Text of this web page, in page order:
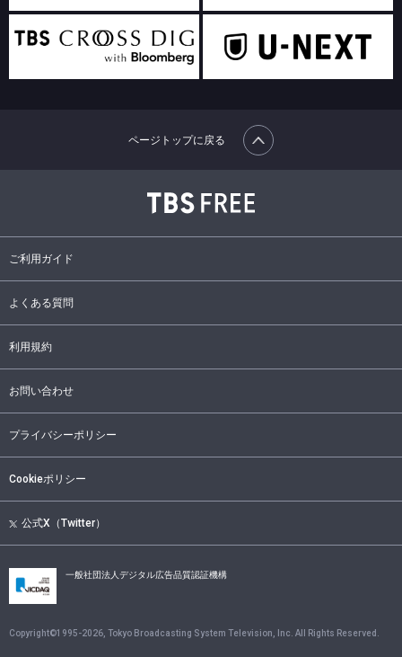
ご利用ガイド
よくある質問
利用規約
お問い合わせ
プライバシーポリシー
Cookieポリシー
公式X（Twitter）
ページトップに戻る
一般社団法人デジタル広告品質認証機構
Copyright©1995-2026 , Tokyo Broadcasting System Television, Inc. All Rights Reserved.